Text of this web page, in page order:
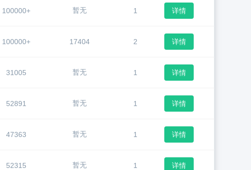
100000+ 暂无 1 详情
100000+ 17404 2 详情
31005 暂无 1 详情
52891 暂无 1 详情
47363 暂无 1 详情
52315 暂无 1 详情